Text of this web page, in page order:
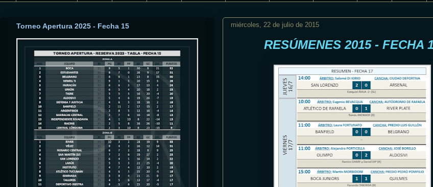
miércoles, 22 de julio de 2015
RESÚMENES 2015 - FECHA
Torneo Apertura 2025 - Fecha 15